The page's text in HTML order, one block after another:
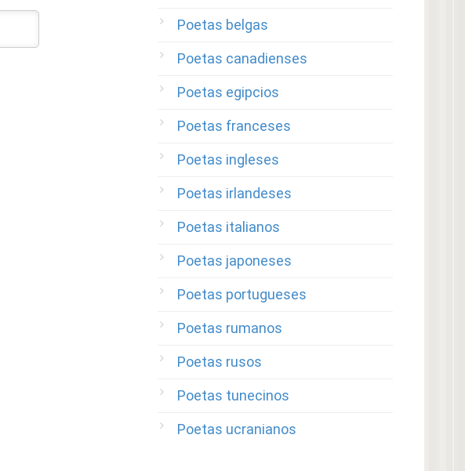
Poetas belgas
Poetas canadienses
Poetas egipcios
Poetas franceses
Poetas ingleses
Poetas irlandeses
Poetas italianos
Poetas japoneses
Poetas portugueses
Poetas rumanos
Poetas rusos
Poetas tunecinos
Poetas ucranianos